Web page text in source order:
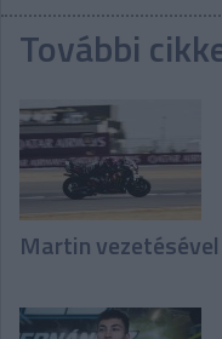
További
Martin